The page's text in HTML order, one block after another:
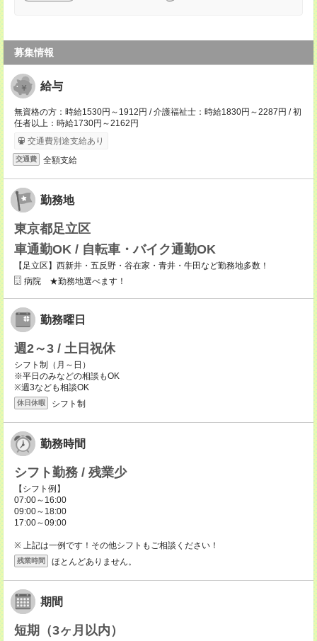
募集情報
給与
無資格の方：時給1530円～1912円 / 介護福祉士：時給1830円～2287円 / 初
任者以上：時給1730円～2162円
交通費別途支給あり
交通費 全額支給
勤務地
東京都足立区
車通勤OK / 自転車・バイク通勤OK
【足立区】西新井・五反野・谷在家・青井・牛田など勤務地多数！
病院 ★勤務地選べます！
勤務曜日
週2～3 / 土日祝休
シフト制（月～日）
※平日のみなどの相談もOK
※週3なども相談OK
休日休暇 シフト制
勤務時間
シフト勤務 / 残業少
【シフト例】
07:00～16:00
09:00～18:00
17:00～09:00
※ 上記は一例です！その他シフトもご相談ください！
残業時間 ほとんどありません。
期間
短期（3ヶ月以内）